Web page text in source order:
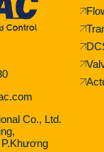
Co., Ltd.